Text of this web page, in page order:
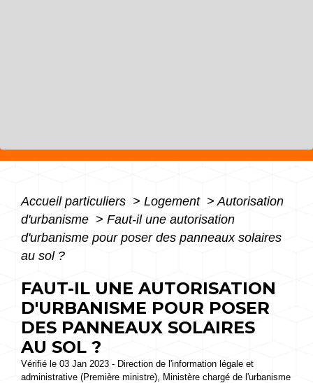
Accueil particuliers > Logement > Autorisation
d'urbanisme > Faut-il une autorisation
d'urbanisme pour poser des panneaux solaires
au sol ?
FAUT-IL UNE AUTORISATION
D'URBANISME POUR POSER
DES PANNEAUX SOLAIRES
AU SOL ?
Vérifié le 03 Jan 2023 - Direction de l'information légale et
administrative (Première ministre), Ministère chargé de l'urbanisme